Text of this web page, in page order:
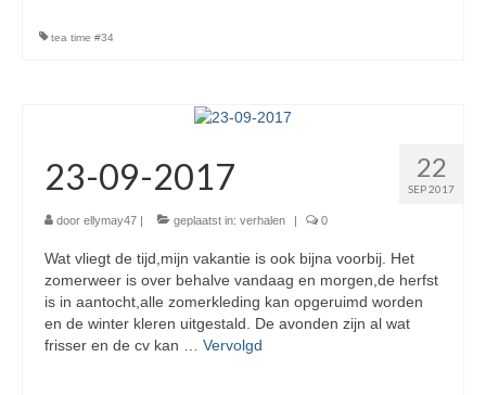
tea time #34
22
SEP 2017
23-09-2017
door ellymay47 geplaatst in: verhalen 0
Wat vliegt de tijd,mijn vakantie is ook bijna voorbij. Het
zomerweer is over behalve vandaag en morgen,de herfst
is in aantocht,alle zomerkleding kan opgeruimd worden
en de winter kleren uitgestald. De avonden zijn al wat
frisser en de cv kan … Vervolgd